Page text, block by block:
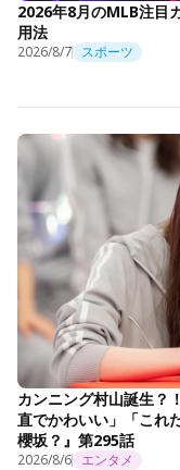
2026年8月のMLB注目
用法
2026/8/7 スポーツ
カンニング村山誕生？
直でかわいい」「これ
櫻坂？』第295話
2026/8/6 エンタメ